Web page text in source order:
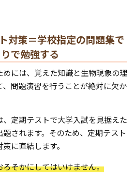
対策＝学校指定の問題集で
で勉強する
には、覚えた知識と生物現象の理
問題演習を行うことが絶対に欠か
定期テストで大学入試を見据えた
されます。そのため、定期テスト
に直結します。
そかにしてはいけません。